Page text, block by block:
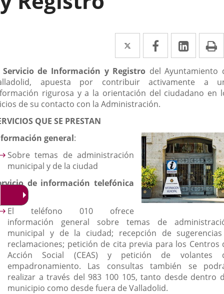
Twitter
Enlace
a
una
aplicación
externa.
Facebook
Enlace
a
una
aplicación
externa.
Enlace
a
una
Servicio de Información y Registro del Ayuntamiento
apuesta por contribuir activamente a
rigurosa y a la orientación del ciudadano en
de su contacto con la Administración.
QUE SE PRESTAN
general:
Sobre temas de administración
municipal y de la ciudad
de información telefónica
El teléfono 010 ofrece
información general sobre temas de
municipal y de la ciudad; recepción de
reclamaciones; petición de cita previa para los Centros
Acción Social (CEAS) y petición de volantes
empadronamiento. Las consultas también se
realizar a través del 983 100 105, tanto desde dentro
municipio como desde fuera de Valladolid.